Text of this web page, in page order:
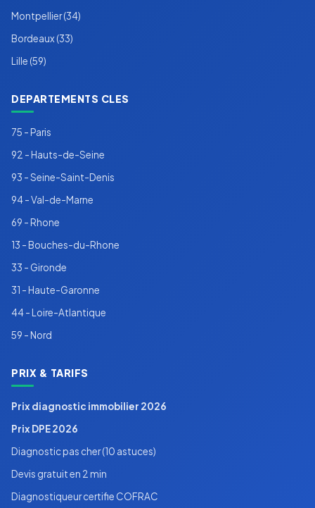
Montpellier (34)
Bordeaux (33)
Lille (59)
DEPARTEMENTS CLES
75 - Paris
92 - Hauts-de-Seine
93 - Seine-Saint-Denis
94 - Val-de-Marne
69 - Rhone
13 - Bouches-du-Rhone
33 - Gironde
31 - Haute-Garonne
44 - Loire-Atlantique
59 - Nord
PRIX & TARIFS
Prix diagnostic immobilier 2026
Prix DPE 2026
Diagnostic pas cher (10 astuces)
Devis gratuit en 2 min
Diagnostiqueur certifie COFRAC